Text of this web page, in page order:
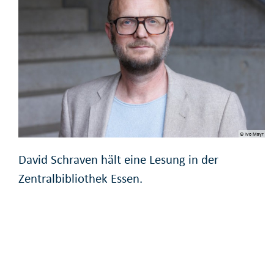
© Ivo Mayr
David Schraven hält eine Lesung in der
Zentralbibliothek Essen.